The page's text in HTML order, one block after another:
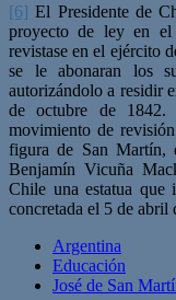
[6] El Presidente de
proyecto de ley en
revistase en el ejército
se le abonaran los
autorizándolo a residir
de octubre de
movimiento de
figura de San Martín,
Benjamín Vicuña
Chile una estatua que
concretada el 5 de abril
Argentina
Educación
José de San